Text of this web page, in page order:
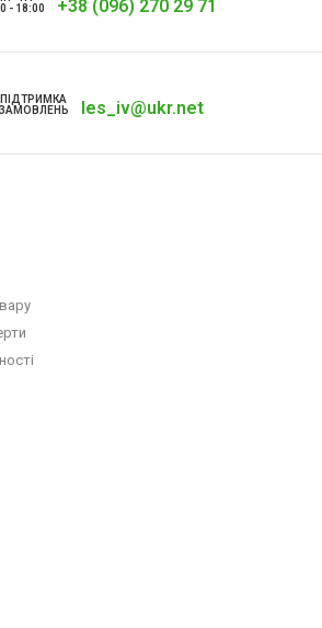
- 18:00
+38 (096) 270 29 71
ПІДТРИМКА
ЗАМОВЛЕНЬ
les_iv@ukr.net